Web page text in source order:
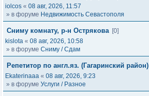
iolcos « 08 авг, 2026, 11:57
» в форуме Недвижимость Севастополя
Сниму комнату, р-н Острякова [0]
kislota « 08 авг, 2026, 10:58
» в форуме Сниму / Сдам
Репетитор по англ.яз. (Гагаринский район)
Ekaterinaaa « 08 авг, 2026, 9:23
» в форуме Услуги / Разное